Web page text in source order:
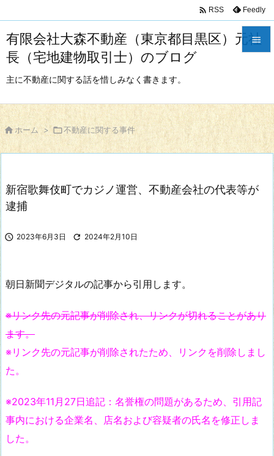
有限会社大森不動産（東京都目黒区）元社
長（宅地建物取引士）のブログ
主に不動産に関する話を惜しみなく書きます。

サイド

前へ

 RSS Feedly
 ホーム > 不動産に関する事件
新宿歌舞伎町でカジノ運営、不動産会社の代表等が
逮捕
 2023年6月3日  2024年2月10日
朝日新聞デジタルの記事から引用します。
※リンク先の元記事が削除され、リンクが切れることがあり
ます。
※リンク先の元記事が削除されたため、リンクを削除しまし
た。
※2023年11月27日追記：名誉権の問題があるため、引用記
事内における企業名、店名および容疑者の氏名を修正しま
した。